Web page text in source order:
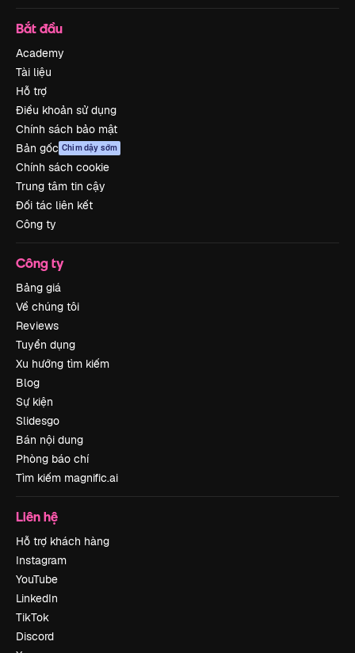
Bắt đầu
Academy
Tài liệu
Hỗ trợ
Điều khoản sử dụng
Chính sách bảo mật
Bản gốc Chim dậy sớm
Chính sách cookie
Trung tâm tin cậy
Đối tác liên kết
Công ty
Công ty
Bảng giá
Về chúng tôi
Reviews
Tuyển dụng
Xu hướng tìm kiếm
Blog
Sự kiện
Slidesgo
Bán nội dung
Phòng báo chí
Tìm kiếm magnific.ai
Liên hệ
Hỗ trợ khách hàng
Instagram
YouTube
LinkedIn
TikTok
Discord